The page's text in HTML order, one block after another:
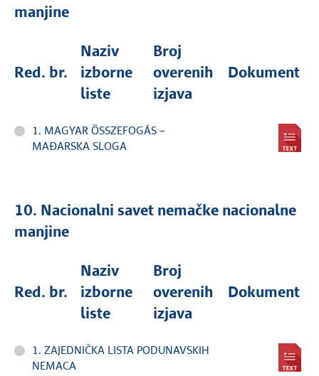
manjine
Red. br.
Naziv
izborne
liste
Broj
overenih
izjava
Dokument
1. MAGYAR ÖSSZEFOGÁS –
MAĐARSKA SLOGA
10. Nacionalni savet nemačke nacionalne
manjine
Red. br.
Naziv
izborne
liste
Broj
overenih
izjava
Dokument
1. ZAJEDNIČKA LISTA PODUNAVSKIH
NEMACA